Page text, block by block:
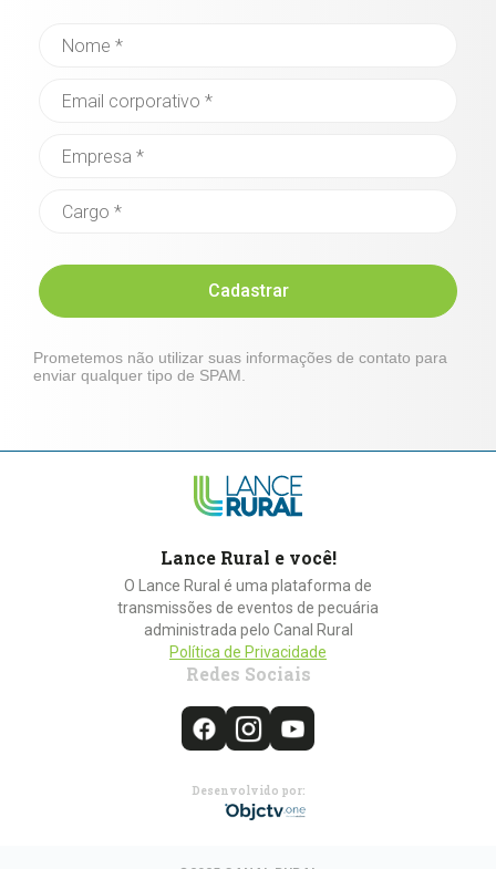
Cadastrar
Prometemos não utilizar suas informações de contato para
enviar qualquer tipo de SPAM.
Lance Rural e você!
O Lance Rural é uma plataforma de
transmissões de eventos de pecuária
administrada pelo Canal Rural
Política de Privacidade
Redes Sociais
Desenvolvido por: